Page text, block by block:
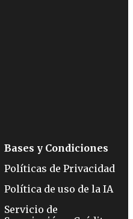
Bases y Condiciones
Políticas de Privacidad
Política de uso de la IA
Servicio de